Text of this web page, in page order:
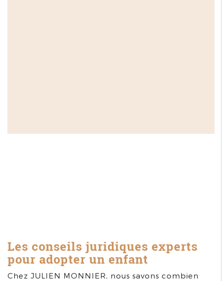
Les conseils juridiques experts
pour adopter un enfant
Chez JULIEN MONNIER, nous savons combien